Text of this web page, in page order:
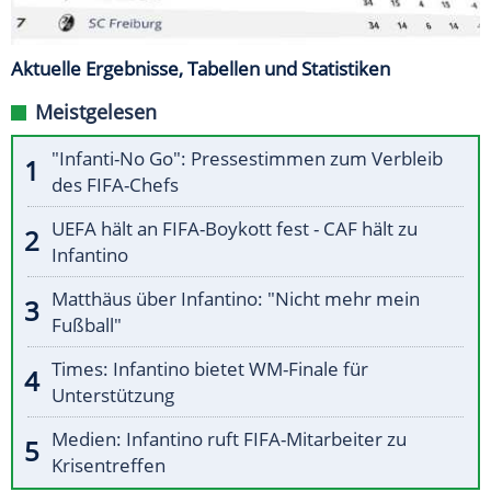
Aktuelle Ergebnisse, Tabellen und Statistiken
Meistgelesen
"Infanti-No Go": Pressestimmen zum Verbleib
des FIFA-Chefs
UEFA hält an FIFA-Boykott fest - CAF hält zu
Infantino
Matthäus über Infantino: "Nicht mehr mein
Fußball"
Times: Infantino bietet WM-Finale für
Unterstützung
Medien: Infantino ruft FIFA-Mitarbeiter zu
Krisentreffen